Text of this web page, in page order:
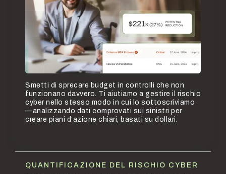
Smetti di sprecare budget in controlli che non
funzionano davvero. Ti aiutiamo a gestire il rischio
cyber nello stesso modo in cui lo sottoscriviamo
—analizzando dati comprovati sui sinistri per
creare piani d’azione chiari, basati su dollari.
QUANTIFICAZIONE DEL RISCHIO CYBER